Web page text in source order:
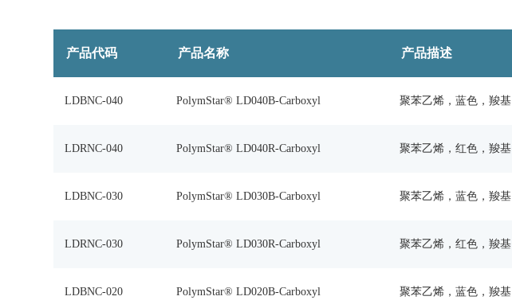
产品代码 产品名称 产品描述
LDBNC-040 PolymStar® LD040B-Carboxyl 聚苯乙烯，蓝色，羧基
LDRNC-040 PolymStar® LD040R-Carboxyl 聚苯乙烯，红色，羧基
LDBNC-030 PolymStar® LD030B-Carboxyl 聚苯乙烯，蓝色，羧基
LDRNC-030 PolymStar® LD030R-Carboxyl 聚苯乙烯，红色，羧基
LDBNC-020 PolymStar® LD020B-Carboxyl 聚苯乙烯，蓝色，羧基